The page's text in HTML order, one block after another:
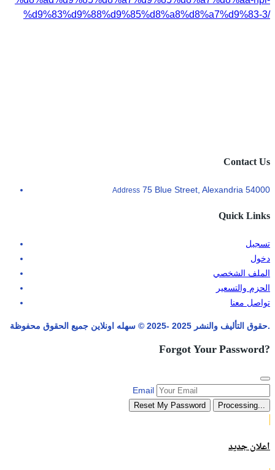
%d9%83%d9%88%d9%85%d8%a8%d8%a7%d9%83-3/
Contact Us
Address 75 Blue Street, Alexandria 54000
Quick Links
تسجيل
دخول
الملف الشخصي
الحزم والتسعير
تواصل معنا
حقوق التأليف والنشر 2025 -2025 © سهله اونلاين جميع الحقوق محفوظة.
Forgot Your Password?
Email
Reset My Password Processing...
اعلان جديد